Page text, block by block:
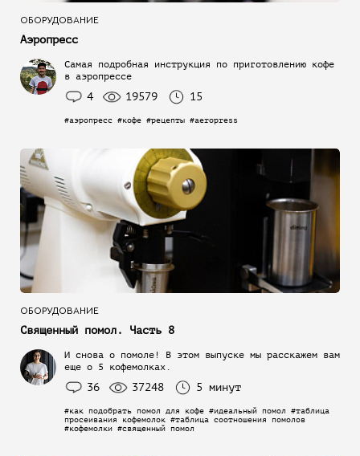
ОБОРУДОВАНИЕ
Аэропресс
Самая подробная инструкция по приготовлению кофе
в аэропрессе
4 19579 15
#аэропресс #кофе #рецепты #aeropress
ОБОРУДОВАНИЕ
Священный помол. Часть 8
И снова о помоле! В этом выпуске мы расскажем вам
еще о 5 кофемолках.
36 37248 5 минут
#как подобрать помол для кофе #идеальный помол #таблица
просеивания кофемолок #таблица соотношения помолов
#кофемолки #священный помол